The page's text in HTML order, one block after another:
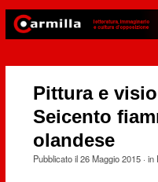
Pittura e
Seicento
olandese
Pubblicato il26 Maggio 2015· in